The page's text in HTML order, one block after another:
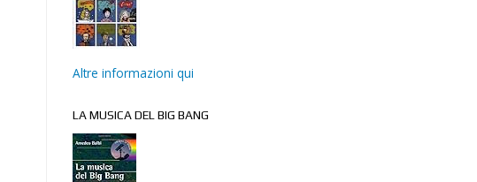
Altre informazioni qui
LA MUSICA DEL BIG BANG